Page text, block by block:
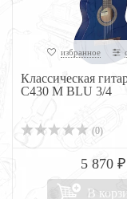
избранное
Классическая
C430 M BLU 3/4
(0)
5 870 ₽
В